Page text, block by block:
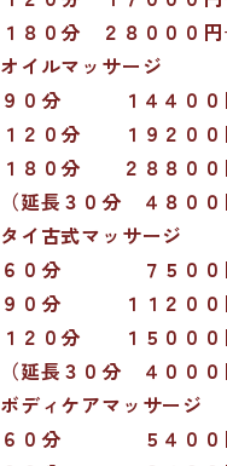
１８０分 ２８０００
オイルマッサージ
９０分 １４４００
１２０分 １９２００
１８０分 ２８８００
（延長３０分 ４８０
タイ古式マッサージ
６０分 ７５００
９０分 １１２００
１２０分 １５０００
（延長３０分 ４０００
ボディケアマッサージ
６０分 ５４００